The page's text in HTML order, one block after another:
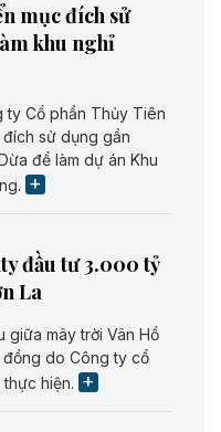
mục đích sử
khu nghỉ
ty Cổ phần Thủy Tiên
sử dụng gần
để làm dự án Khu
đầu tư 3.000 tỷ
La
giữa mây trời Vân Hồ
do Công ty cổ
hiện.